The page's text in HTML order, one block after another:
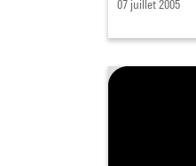
07 juillet 2005